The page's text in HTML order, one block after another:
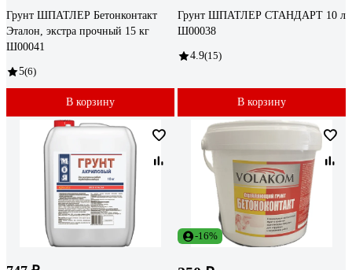
Грунт ШПАТЛЕР Бетонконтакт
Эталон, экстра прочный 15 кг
Ш00041
5(6)
В корзину
Грунт ШПАТЛЕР СТАНДАРТ 10 л
Ш00038
4.9(15)
В корзину
-16%